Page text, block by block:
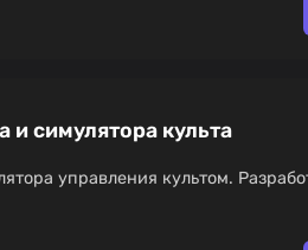
симулятора культа
управления культом.